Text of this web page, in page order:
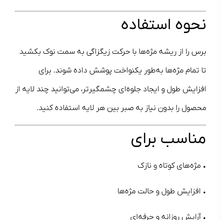
نحوه استفاده
برس را از ریشه مژه‌ها با حرکت زیگزاگی به سمت نوک بکشید
تا تمام مژه‌ها به‌طور یکنواخت پوشش داده شوند. برای
افزایش طول و ایجاد جلوه‌ای چشمگیرتر، می‌توانید چند لایه از
محصول را بدون نیاز به صبر بین هر لایه استفاده کنید.
مناسب برای
• مژه‌های کوتاه و نازک
• افزایش طول و حالت مژه‌ها
• آرایش روزانه و حرفه‌ای